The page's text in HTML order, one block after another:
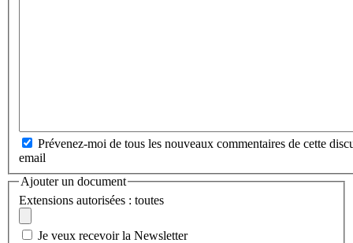
Prévenez-moi de tous les nouveaux commentaires de cette
email
Ajouter un document
Extensions autorisées : toutes
Je veux recevoir la Newsletter